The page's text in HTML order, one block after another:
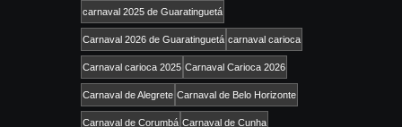
carnaval 2025 de Guaratinguetá
Carnaval 2026 de Guaratinguetá carnaval carioca
Carnaval carioca 2025 Carnaval Carioca 2026
Carnaval de Alegrete Carnaval de Belo Horizonte
Carnaval de Corumbá Carnaval de Cunha